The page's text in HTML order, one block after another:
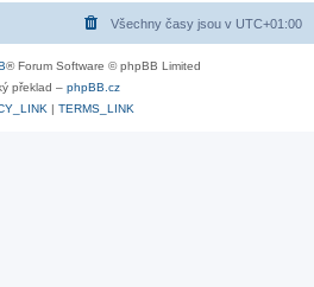
Všechny časy jsou v UTC+01:00
® Forum Software © phpBB Limited
překlad – phpBB.cz
| TERMS_LINK